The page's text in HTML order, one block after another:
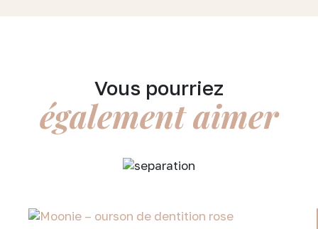
Vous pourriez
également aimer